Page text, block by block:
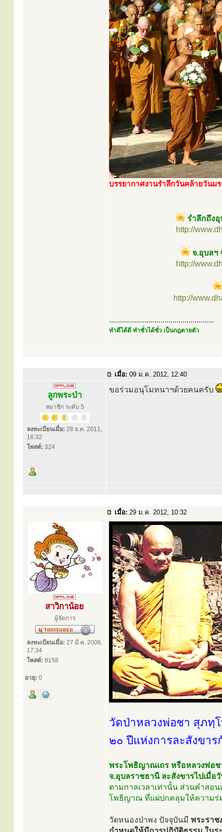
บรรยากาศงานรำลึกวันคล้ายวัน
รำลึกถึง
http://
จ.อุบลฯ
http://
http://
.....................................................
ทำดีได้ดี ทำชั่วได้ชั่ว เป็นกฎตายตัว
เมื่อ: 09 ม.ค. 2012, 12:40
ลูกพระป่า
สมาชิก ระดับ 5
ลงทะเบียนเมื่อ: 28 ธ.ค. 2011,
16:32
โพสต์: 324
ขอร่วมอนุโมทนาฯด้วยคนครับ
เมื่อ: 29 ม.ค. 2012, 10:32
สาวิกาน้อย
ผู้จัดการ
ลงทะเบียนเมื่อ: 27 มี.ค. 2006,
17:34
โพสต์: 8158
อายุ: 0
วัดป่าหลวงพ่อชา สุภทฺ
๒๐ ปีแห่งการละสังขา
พระโพธิญาณเถร หรือหลวงพ่อช
จ.อุบลราชธานี ละสังขารไปเมื่
ตามกาลเวลาเท่านั้น ส่วนคำสอ
โพธิญาณ ที่แผ่ปกคลุมให้ความร่
วัดหนองป่าพง ปัจจุบันมี พระราช